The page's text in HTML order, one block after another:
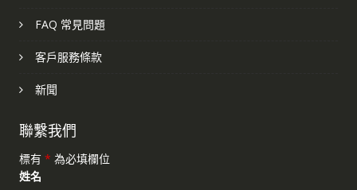
FAQ 常見問題
客戶服務條款
新聞
聯繫我們
標有 * 為必填欄位
姓名